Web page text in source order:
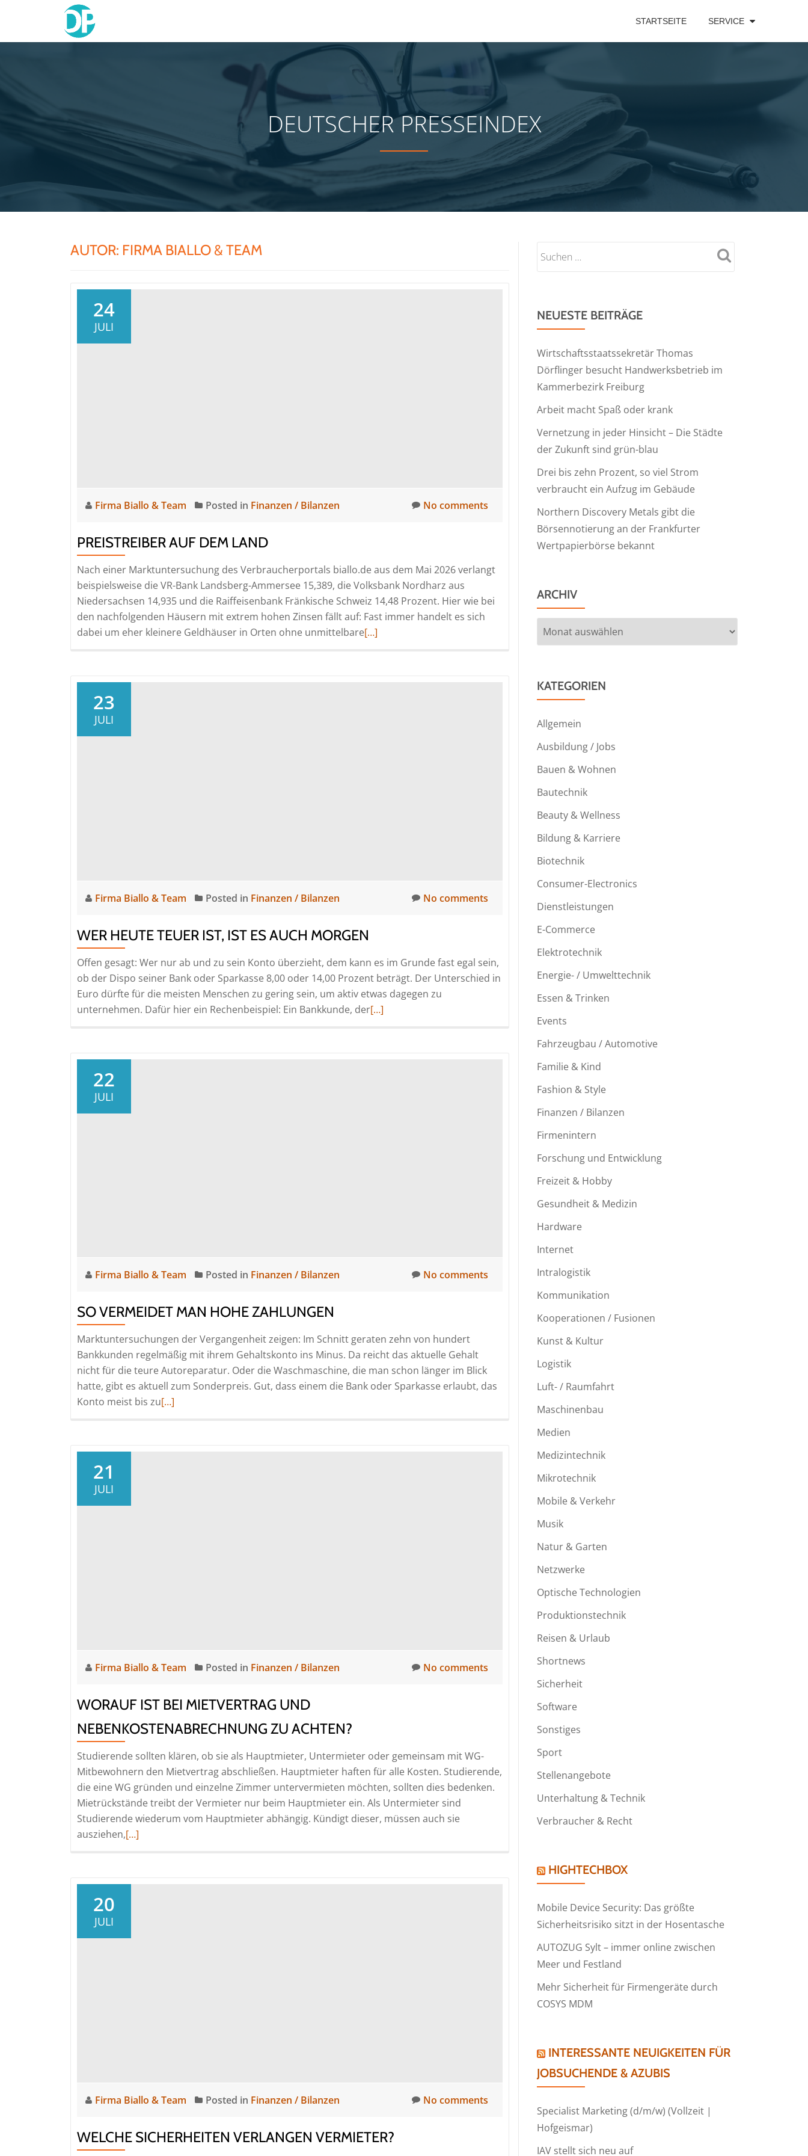
STARTSEITE SERVICE
DEUTSCHER PRESSEINDEX
AUTOR: FIRMA BIALLO & TEAM
24
JULI
Firma Biallo & Team Posted in Finanzen / Bilanzen No comments
PREISTREIBER AUF DEM LAND
Nach einer Marktuntersuchung des Verbraucherportals biallo.de aus dem Mai 2026 verlangt
beispielsweise die VR-Bank Landsberg-Ammersee 15,389, die Volksbank Nordharz aus
Niedersachsen 14,935 und die Raiffeisenbank Fränkische Schweiz 14,48 Prozent. Hier wie bei
den nachfolgenden Häusern mit extrem hohen Zinsen fällt auf: Fast immer handelt es sich
dabei um eher kleinere Geldhäuser in Orten ohne unmittelbareRead
[…]
23
JULI
Firma Biallo & Team Posted in Finanzen / Bilanzen No comments
WER HEUTE TEUER IST, IST ES AUCH MORGEN
Offen gesagt: Wer nur ab und zu sein Konto überzieht, dem kann es im Grunde fast egal sein,
ob der Dispo seiner Bank oder Sparkasse 8,00 oder 14,00 Prozent beträgt. Der Unterschied in
Euro dürfte für die meisten Menschen zu gering sein, um aktiv etwas dagegen zu
unternehmen. Dafür hier ein Rechenbeispiel: Ein Bankkunde, derRead
[…]
22
JULI
Firma Biallo & Team Posted in Finanzen / Bilanzen No comments
SO VERMEIDET MAN HOHE ZAHLUNGEN
Marktuntersuchungen der Vergangenheit zeigen: Im Schnitt geraten zehn von hundert
Bankkunden regelmäßig mit ihrem Gehaltskonto ins Minus. Da reicht das aktuelle Gehalt
nicht für die teure Autoreparatur. Oder die Waschmaschine, die man schon länger im Blick
hatte, gibt es aktuell zum Sonderpreis. Gut, dass einem die Bank oder Sparkasse erlaubt, das
Konto meist bis zuRead
[…]
21
JULI
Firma Biallo & Team Posted in Finanzen / Bilanzen No comments
WORAUF IST BEI MIETVERTRAG UND
NEBENKOSTENABRECHNUNG ZU ACHTEN?
Studierende sollten klären, ob sie als Hauptmieter, Untermieter oder gemeinsam mit WG-
Mitbewohnern den Mietvertrag abschließen. Hauptmieter haften für alle Kosten. Studierende,
die eine WG gründen und einzelne Zimmer untervermieten möchten, sollten dies bedenken.
Mietrückstände treibt der Vermieter nur beim Hauptmieter ein. Als Untermieter sind
Studierende wiederum vom Hauptmieter abhängig. Kündigt dieser, müssen auch sie
ausziehen,Read
[…]
20
JULI
Firma Biallo & Team Posted in Finanzen / Bilanzen No comments
WELCHE SICHERHEITEN VERLANGEN VERMIETER?
NEUESTE BEITRÄGE
Wirtschaftsstaatssekretär Thomas
Dörflinger besucht Handwerksbetrieb im
Kammerbezirk Freiburg
Arbeit macht Spaß oder krank
Vernetzung in jeder Hinsicht – Die Städte
der Zukunft sind grün-blau
Drei bis zehn Prozent, so viel Strom
verbraucht ein Aufzug im Gebäude
Northern Discovery Metals gibt die
Börsennotierung an der Frankfurter
Wertpapierbörse bekannt
ARCHIV
Archiv
KATEGORIEN
Allgemein
Ausbildung / Jobs
Bauen & Wohnen
Bautechnik
Beauty & Wellness
Bildung & Karriere
Biotechnik
Consumer-Electronics
Dienstleistungen
E-Commerce
Elektrotechnik
Energie- / Umwelttechnik
Essen & Trinken
Events
Fahrzeugbau / Automotive
Familie & Kind
Fashion & Style
Finanzen / Bilanzen
Firmenintern
Forschung und Entwicklung
Freizeit & Hobby
Gesundheit & Medizin
Hardware
Internet
Intralogistik
Kommunikation
Kooperationen / Fusionen
Kunst & Kultur
Logistik
Luft- / Raumfahrt
Maschinenbau
Medien
Medizintechnik
Mikrotechnik
Mobile & Verkehr
Musik
Natur & Garten
Netzwerke
Optische Technologien
Produktionstechnik
Reisen & Urlaub
Shortnews
Sicherheit
Software
Sonstiges
Sport
Stellenangebote
Unterhaltung & Technik
Verbraucher & Recht
HIGHTECHBOX
Mobile Device Security: Das größte
Sicherheitsrisiko sitzt in der Hosentasche
AUTOZUG Sylt – immer online zwischen
Meer und Festland
Mehr Sicherheit für Firmengeräte durch
COSYS MDM
INTERESSANTE NEUIGKEITEN FÜR
JOBSUCHENDE & AZUBIS
Specialist Marketing (d/m/w) (Vollzeit |
Hofgeismar)
IAV stellt sich neu auf